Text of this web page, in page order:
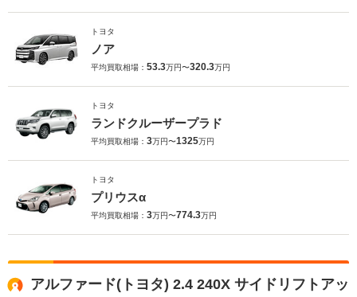
トヨタ
ノア
平均買取相場： 53.3万円〜320.3万円
トヨタ
ランドクルーザープラド
平均買取相場： 3万円〜1325万円
トヨタ
プリウスα
平均買取相場： 3万円〜774.3万円
アルファード(トヨタ) 2.4 240X サイドリフトアッ